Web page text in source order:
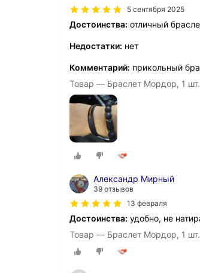
5 сентября 2025
Достоинства: отличный
Недостатки: нет
Комментарий: прикольный
Товар — Браслет Мордор, 1
Александр Мирный
39 отзывов
13 февраля
Достоинства: удобно, не
Товар — Браслет Мордор, 1